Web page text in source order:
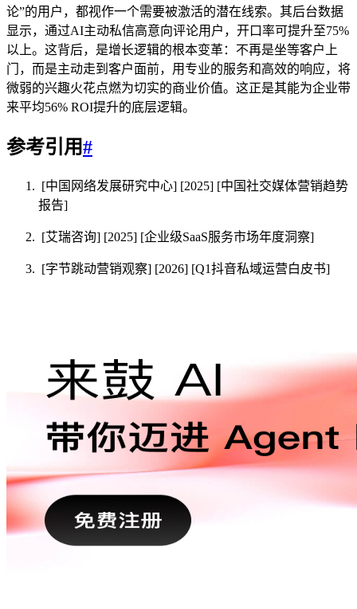
论”的用户，都视作一个需要被激活的潜在线索。其后台数据
显示，通过AI主动私信高意向评论用户，开口率可提升至75%
以上。这背后，是增长逻辑的根本变革：不再是坐等客户上
门，而是主动走到客户面前，用专业的服务和高效的响应，将
微弱的兴趣火花点燃为切实的商业价值。这正是其能为企业带
来平均56% ROI提升的底层逻辑。
参考引用#
[中国网络发展研究中心] [2025] [中国社交媒体营销趋势
报告]
[艾瑞咨询] [2025] [企业级SaaS服务市场年度洞察]
[字节跳动营销观察] [2026] [Q1抖音私域运营白皮书]